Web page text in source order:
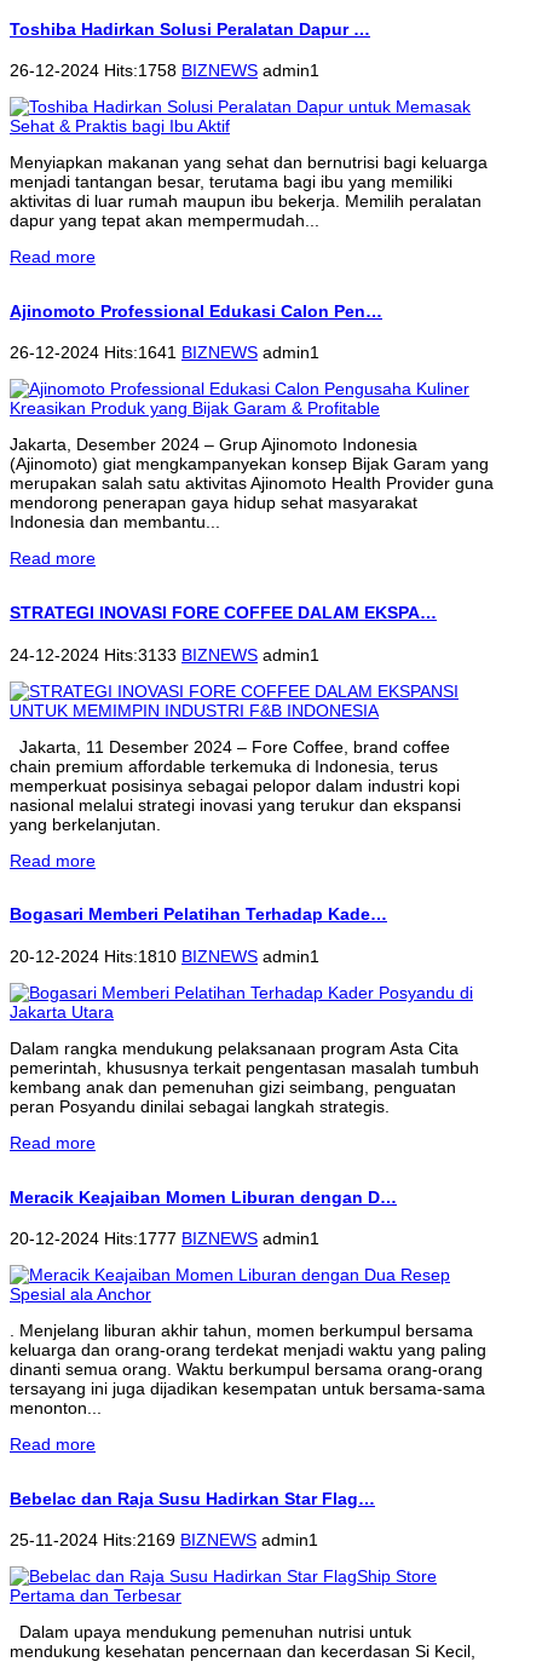
Toshiba Hadirkan Solusi Peralatan Dapur …
26-12-2024 Hits:1758 BIZNEWS admin1
Menyiapkan makanan yang sehat dan bernutrisi bagi keluarga
menjadi tantangan besar, terutama bagi ibu yang memiliki
aktivitas di luar rumah maupun ibu bekerja. Memilih peralatan
dapur yang tepat akan mempermudah...
Read more
Ajinomoto Professional Edukasi Calon Pen…
26-12-2024 Hits:1641 BIZNEWS admin1
Jakarta, Desember 2024 – Grup Ajinomoto Indonesia
(Ajinomoto) giat mengkampanyekan konsep Bijak Garam yang
merupakan salah satu aktivitas Ajinomoto Health Provider guna
mendorong penerapan gaya hidup sehat masyarakat
Indonesia dan membantu...
Read more
STRATEGI INOVASI FORE COFFEE DALAM EKSPA…
24-12-2024 Hits:3133 BIZNEWS admin1
Jakarta, 11 Desember 2024 – Fore Coffee, brand coffee
chain premium affordable terkemuka di Indonesia, terus
memperkuat posisinya sebagai pelopor dalam industri kopi
nasional melalui strategi inovasi yang terukur dan ekspansi
yang berkelanjutan.
Read more
Bogasari Memberi Pelatihan Terhadap Kade…
20-12-2024 Hits:1810 BIZNEWS admin1
Dalam rangka mendukung pelaksanaan program Asta Cita
pemerintah, khususnya terkait pengentasan masalah tumbuh
kembang anak dan pemenuhan gizi seimbang, penguatan
peran Posyandu dinilai sebagai langkah strategis.
Read more
Meracik Keajaiban Momen Liburan dengan D…
20-12-2024 Hits:1777 BIZNEWS admin1
. Menjelang liburan akhir tahun, momen berkumpul bersama
keluarga dan orang-orang terdekat menjadi waktu yang paling
dinanti semua orang. Waktu berkumpul bersama orang-orang
tersayang ini juga dijadikan kesempatan untuk bersama-sama
menonton...
Read more
Bebelac dan Raja Susu Hadirkan Star Flag…
25-11-2024 Hits:2169 BIZNEWS admin1
Dalam upaya mendukung pemenuhan nutrisi untuk
mendukung kesehatan pencernaan dan kecerdasan Si Kecil,